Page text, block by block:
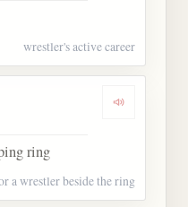
wrestler's active career
Dengarkan
ring
a wrestler beside the ring